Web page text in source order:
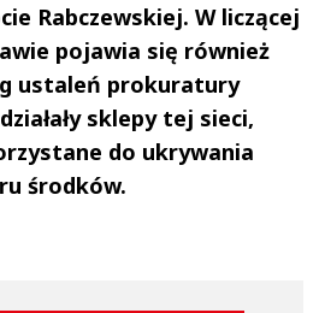
Rabczewskiej. W liczącej
pojawia się również
ustaleń prokuratury
sklepy tej sieci,
do ukrywania
środków.